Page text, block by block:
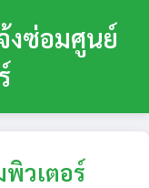
งซ่อมศูนย์
วเตอร์